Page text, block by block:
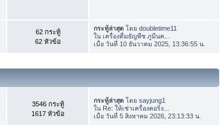
62 กระทู้
62 หัวข้อ
กระทู้ล่าสุด โดยdoubletime11
ในเครื่องดื่มธัญพืช ภูมีนค...
เมื่อ วันที่ 10 ธันวาคม 2025, 13:36:55 น.
3546 กระทู้
1617 หัวข้อ
กระทู้ล่าสุด โดยsayjung1
ใน Re: ให้เช่าเครื่องคอริ่ง...
เมื่อ วันที่ 5 สิงหาคม 2026, 23:13:33 น.